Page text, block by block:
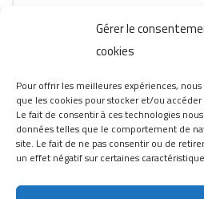
Gérer le
cookies
Pour offrir les meilleures expériences,
que les cookies pour stocker et/ou
Le fait de consentir à ces technologies
données telles que le comportement de
site. Le fait de ne pas consentir ou de
un effet négatif sur certaines
Consulting